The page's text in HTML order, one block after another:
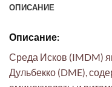
ОПИСАНИЕ
Описание:
Среда Исков (IMDM)
Дульбекко (DME),